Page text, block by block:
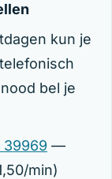
kun je
bel je
39969 —
min)